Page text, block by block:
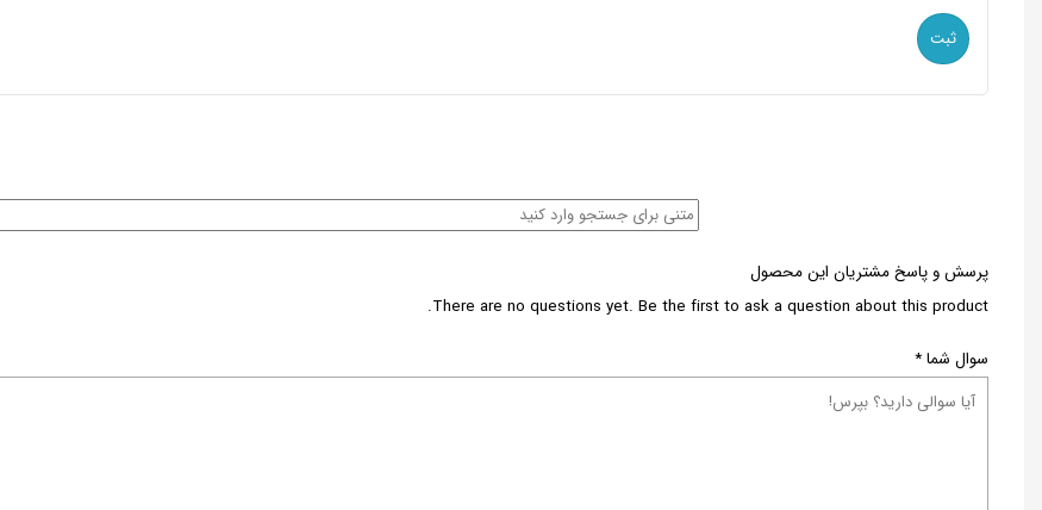
پرسش و پاسخ مشتریان این محصول
There are no questions yet. Be the first to ask a question about this product.
سوال شما*